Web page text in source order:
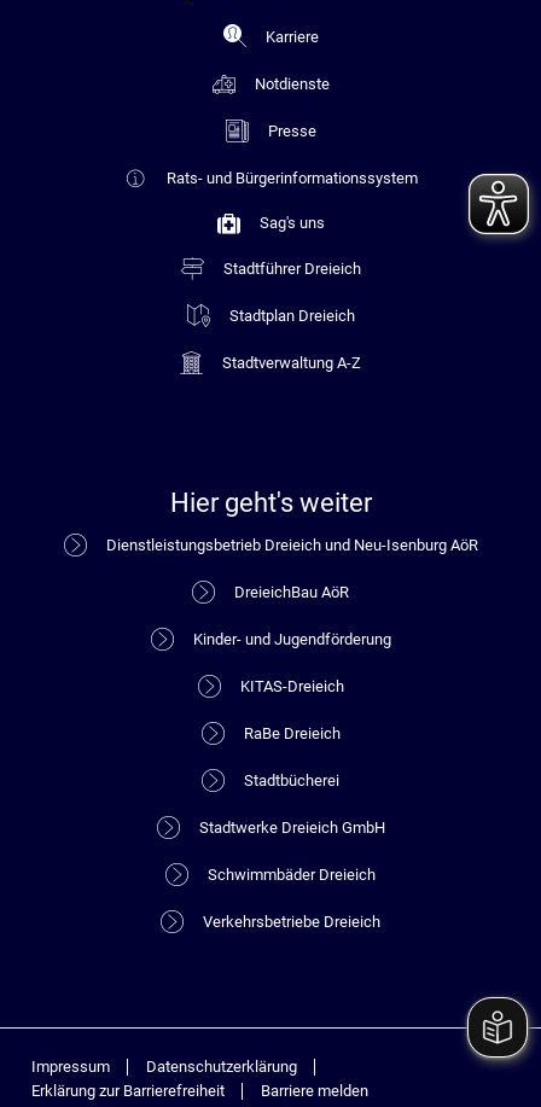
Karriere
Notdienste
Presse
Rats- und Bürgerinformationssystem
Sag's uns
Stadtführer Dreieich
Stadtplan Dreieich
Stadtverwaltung A-Z
Hier geht's weiter
Dienstleistungsbetrieb Dreieich und Neu-Isenburg AöR
DreieichBau AöR
Kinder- und Jugendförderung
KITAS-Dreieich
RaBe Dreieich
Stadtbücherei
Stadtwerke Dreieich GmbH
Schwimmbäder Dreieich
Verkehrsbetriebe Dreieich
Impressum
Datenschutzerklärung
Erklärung zur Barrierefreiheit
Barriere melden